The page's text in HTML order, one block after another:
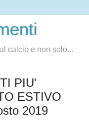
calcio e non solo...
PIU'
ESTIVO
2019